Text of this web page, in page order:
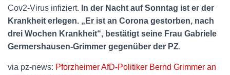
Cov2-Virus infiziert. In der Nacht auf Sonntag ist er der
Krankheit erlegen. „Er ist an Corona gestorben, nach
drei Wochen Krankheit“, bestätigt seine Frau Gabriele
Germershausen-Grimmer gegenüber der PZ.
via pz-news: Pforzheimer AfD-Politiker Bernd Grimmer an